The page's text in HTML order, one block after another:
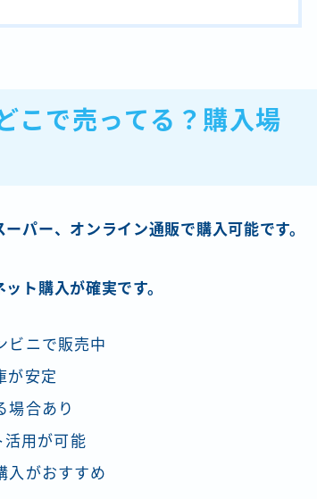
こで売ってる？購入場
パー、オンライン通販で購入可能です。
ト購入が確実です。
ビニで販売中
が安定
場合あり
用が可能
入がおすすめ